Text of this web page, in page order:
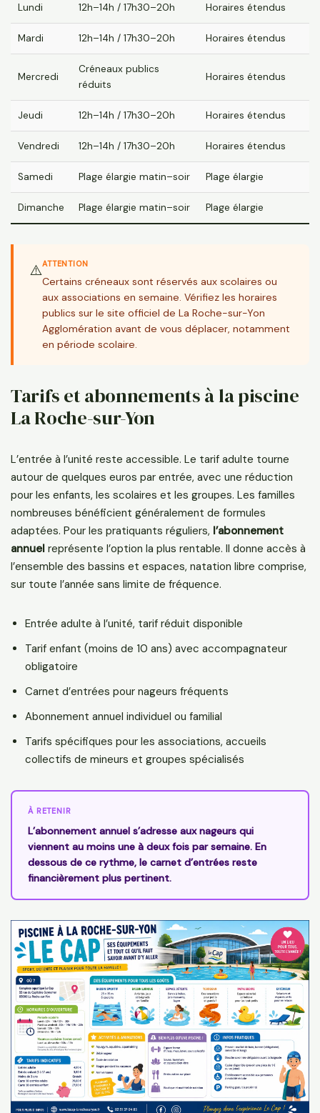
Lundi 12h–14h / 17h30–20h Horaires étendus
Mardi 12h–14h / 17h30–20h Horaires étendus
Mercredi
Créneaux publics
réduits
Horaires étendus
Jeudi 12h–14h / 17h30–20h Horaires étendus
Vendredi 12h–14h / 17h30–20h Horaires étendus
Samedi Plage élargie matin–soir Plage élargie
Dimanche Plage élargie matin–soir Plage élargie
⚠️ATTENTION
Certains créneaux sont réservés aux scolaires ou
aux associations en semaine. Vérifiez les horaires
publics sur le site officiel de La Roche-sur-Yon
Agglomération avant de vous déplacer, notamment
en période scolaire.
Tarifs et abonnements à la piscine
La Roche-sur-Yon
L’entrée à l’unité reste accessible. Le tarif adulte tourne
autour de quelques euros par entrée, avec une réduction
pour les enfants, les scolaires et les groupes. Les familles
nombreuses bénéficient généralement de formules
adaptées. Pour les pratiquants réguliers, l’abonnement
annuel représente l’option la plus rentable. Il donne accès à
l’ensemble des bassins et espaces, natation libre comprise,
sur toute l’année sans limite de fréquence.
Entrée adulte à l’unité, tarif réduit disponible
Tarif enfant (moins de 10 ans) avec accompagnateur
obligatoire
Carnet d’entrées pour nageurs fréquents
Abonnement annuel individuel ou familial
Tarifs spécifiques pour les associations, accueils
collectifs de mineurs et groupes spécialisés
À RETENIR
L’abonnement annuel s’adresse aux nageurs qui
viennent au moins une à deux fois par semaine. En
dessous de ce rythme, le carnet d’entrées reste
financièrement plus pertinent.